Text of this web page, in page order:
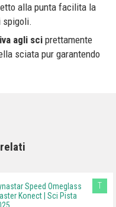
alla punta facilita la
spigoli.
agli sci prettamente
sciata pur garantendo
Speed Omeglass
Konect | Sci Pista
T